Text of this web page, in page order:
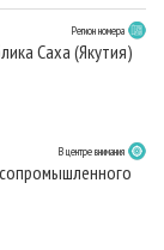
Регион номера
Саха (Якутия)
В центре внимания